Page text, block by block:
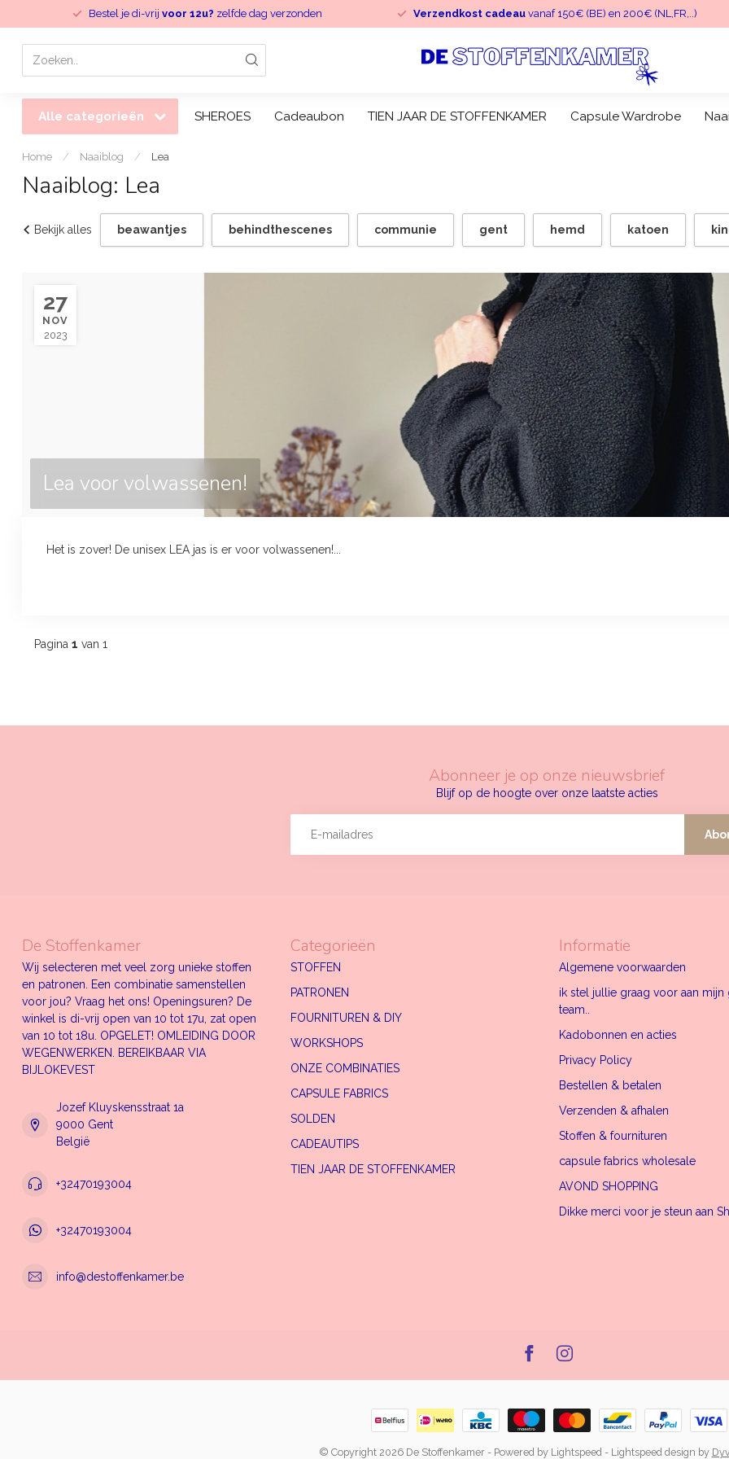
Bestel je di-vrij voor 12u? zelfde dag verzonden Verzendkost cadeauvanaf 150€ (BE) en 200€ (NL,FR,..)
Alle categorieën SHEROES Cadeaubon TIEN JAAR DE STOFFENKAMER Capsule Wardrobe
Home / Naaiblog / Lea
Naaiblog: Lea
Bekijk alles beawantjes behindthescenes communie gent hemd katoen
27
NOV
2023
Lea voor volwassenen!
Het is zover! De unisex LEA jas is er voor volwassenen!...
Pagina 1 van 1
Abonneer je op onze nieuwsbrief
Blijf op de hoogte over onze laatste acties
De Stoffenkamer
Wij selecteren met veel zorg unieke stoffen
en patronen. Een combinatie samenstellen
voor jou? Vraag het ons! Openingsuren? De
winkel is di-vrij open van 10 tot 17u, zat open
van 10 tot 18u. OPGELET! OMLEIDING DOOR
WEGENWERKEN. BEREIKBAAR VIA
BIJLOKEVEST
Jozef Kluyskensstraat 1a
9000 Gent
België
+32470193004
+32470193004
info@destoffenkamer.be
Categorieën
STOFFEN
PATRONEN
FOURNITUREN & DIY
WORKSHOPS
ONZE COMBINATIES
CAPSULE FABRICS
SOLDEN
CADEAUTIPS
TIEN JAAR DE STOFFENKAMER
Informatie
Algemene voorwaarden
ik stel jullie graag voor aan
team..
Kadobonnen en acties
Privacy Policy
Bestellen & betalen
Verzenden & afhalen
Stoffen & fournituren
capsule fabrics wholesale
AVOND SHOPPING
Dikke merci voor je steun aan
© Copyright 2026 De Stoffenkamer- Powered by Lightspeed- Lightspeed design by